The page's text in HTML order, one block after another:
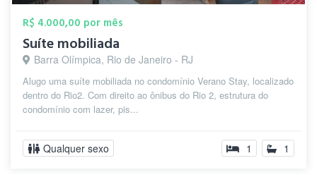
R$ 4.000,00 por mês
Suíte mobiliada
Barra Olímpica, Rio de Janeiro - RJ
Alugo uma suíte mobiliada no condomínio Verano Stay, localizado
dentro do Rio2. Com direito ao ônibus do Rio 2, estrutura do
condomínio com lazer, pis...
Qualquer sexo 1 1